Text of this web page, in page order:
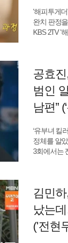
반복적인
괜찮다"며
채리나는
또렷해진
2018년 배
블루스'로
'해피투게
완치 판정
KBS 2TV '
재발이 됐
같다"고 현
2015년 tvN
역으로 얼
마치고 복
투병을 해
표현이 어
아프니까 '
억지로 하
들었다"고
이상이었다
하려는 게
공효
범인
남편”
‘유부녀 킬
정체를 알
3회에서는
그는 더 이
유보나였다
노력해왔다
책임져라"
김민
났는
('전현